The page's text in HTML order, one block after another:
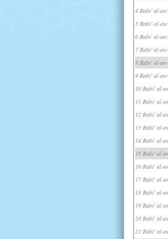
4 Rabi' al-
5 Rabi' al-
6 Rabi' al-
7 Rabi' al-
8 Rabi' al-
9 Rabi' al-
10 Rabi' al-
11 Rabi' al-
12 Rabi' al-
13 Rabi' al-
14 Rabi' al-
15 Rabi' al-
16 Rabi' al-
17 Rabi' al-
18 Rabi' al-
19 Rabi' al-
20 Rabi' al-
21 Rabi' al-